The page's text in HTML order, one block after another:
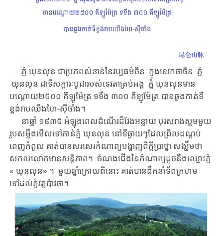
ភ្នំ ឃុនលុន ​​ជា​ប្រភព​សំខាន់​នៃ​វប្បធម៌​ចិន​ ​​ ​​ក្នុង​ទេវកថា​ចិន​ ភ្នំ​
ឃុនលុន ​​​​ជា​ទីសក្ការៈបូជារបស់ទេវតាគ្រប់អង្គ ​​​ ​​ភ្នំ ឃុនលុន​មាន
បណ្តោយ​២៥០០ ​គីឡូម៉ែត្រ ​ទទឹង​ ៣០០ ​គីឡូម៉ែត្រ ​​បាន​ឆ្លងកាត់​ទី
ខ្ពង់រាប​ឈីងហៃ-ស៊ីចាំង​។​
នាឆ្នាំ ១៩៣៥​ ​អំឡុងពេល​ដំណើរ​ដ៏វែងអន្លាយ ​​បុរស​​រាងស្គម​មួយ
រូប​​សម្លឹង​មើល​ទៅកាន់​ភ្នំ​ ឃុនលុន ​នៅទីឆ្ងាយ​ៗ​​ដែល​ព្រិល​ដណ្តប់
ពេញកំពូល​​​ ​​​គាត់​បាន​សរសេរ​កំណាព្យ​​បង្ហាញពី​ក្តីប្រាថ្នា​​ ​សង្ឃឹមថា​​
សកលលោក​មានសន្តិភាព​។ ​ ​ចំណងជើងនៃ​កំណាព្យ​ដូចនឹង​ឈ្មោះ​ភ្នំ​ ​
« ឃុនលុន»​ ​។​ ​​មួយឆ្នាំ​ក្រោយពី​នោះ ​​គាត់​បាន​ដឹកនាំ​ទ័ព​ក្រហម​
ទៅដល់​ភ្នំវត្តប៉ាវថា។